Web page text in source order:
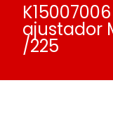
ajustador
/225